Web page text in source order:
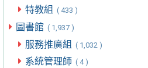
特教組 ( 433 )
圖書館 ( 1,937 )
服務推廣組 ( 1,032 )
系統管理師 ( 4 )